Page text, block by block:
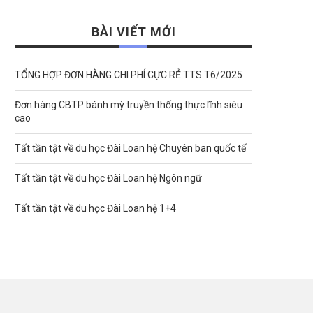
BÀI VIẾT MỚI
TỔNG HỢP ĐƠN HÀNG CHI PHÍ CỰC RẺ TTS T6/2025
Đơn hàng CBTP bánh mỳ truyền thống thực lĩnh siêu
cao
Tất tần tật về du học Đài Loan hệ Chuyên ban quốc tế
Tất tần tật về du học Đài Loan hệ Ngôn ngữ
Tất tần tật về du học Đài Loan hệ 1+4